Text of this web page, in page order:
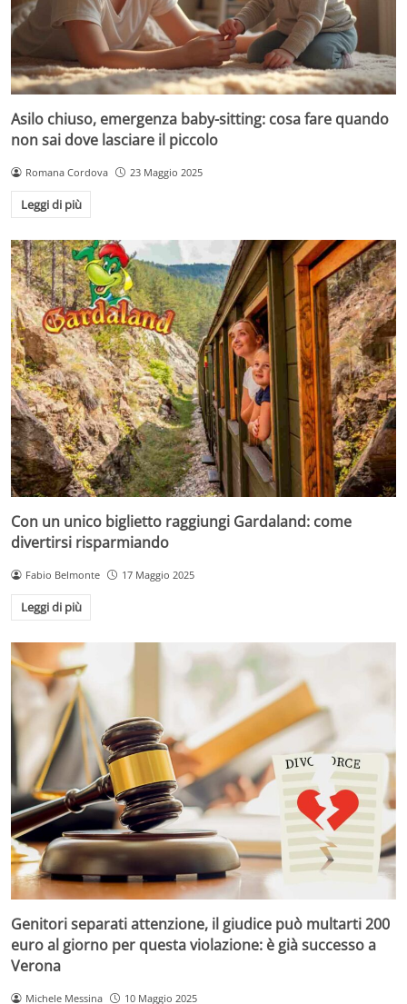
Asilo chiuso, emergenza baby-sitting: cosa fare quando
non sai dove lasciare il piccolo
Romana Cordova 23 Maggio 2025
Leggi di più
Con un unico biglietto raggiungi Gardaland: come
divertirsi risparmiando
Fabio Belmonte 17 Maggio 2025
Leggi di più
Genitori separati attenzione, il giudice può multarti 200
euro al giorno per questa violazione: è già successo a
Verona
Michele Messina 10 Maggio 2025